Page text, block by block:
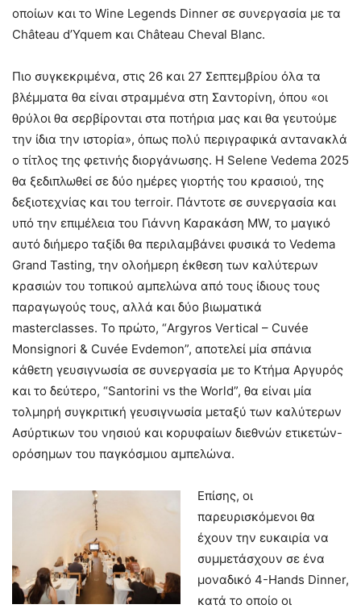
οποίων και το Wine Legends Dinner σε συνεργασία με τα
Château d’Yquem και Château Cheval Blanc.
Πιο συγκεκριμένα, στις 26 και 27 Σεπτεμβρίου όλα τα
βλέμματα θα είναι στραμμένα στη Σαντορίνη, όπου «οι
θρύλοι θα σερβίρονται στα ποτήρια μας και θα γευτούμε
την ίδια την ιστορία», όπως πολύ περιγραφικά αντανακλά
ο τίτλος της φετινής διοργάνωσης. H Selene Vedema 2025
θα ξεδιπλωθεί σε δύο ημέρες γιορτής του κρασιού, της
δεξιοτεχνίας και του terroir. Πάντοτε σε συνεργασία και
υπό την επιμέλεια του Γιάννη Καρακάση MW, το μαγικό
αυτό διήμερο ταξίδι θα περιλαμβάνει φυσικά το Vedema
Grand Tasting, την ολοήμερη έκθεση των καλύτερων
κρασιών του τοπικού αμπελώνα από τους ίδιους τους
παραγωγούς τους, αλλά και δύο βιωματικά
masterclasses. Το πρώτο, “Argyros Vertical – Cuvée
Monsignori & Cuvée Evdemon”, αποτελεί μία σπάνια
κάθετη γευσιγνωσία σε συνεργασία με το Κτήμα Αργυρός
και το δεύτερο, “Santorini vs the World”, θα είναι μία
τολμηρή συγκριτική γευσιγνωσία μεταξύ των καλύτερων
Ασύρτικων του νησιού και κορυφαίων διεθνών ετικετών-
ορόσημων του παγκόσμιου αμπελώνα.
Επίσης, οι
παρευρισκόμενοι θα
έχουν την ευκαιρία να
συμμετάσχουν σε ένα
μοναδικό 4-Hands Dinner,
κατά το οποίο οι